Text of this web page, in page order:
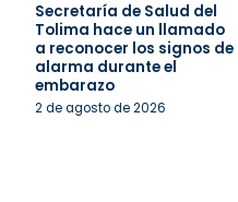
Secretaría de Salud del
Tolima hace un llamado
a reconocer los signos de
alarma durante el
embarazo
2 de agosto de 2026